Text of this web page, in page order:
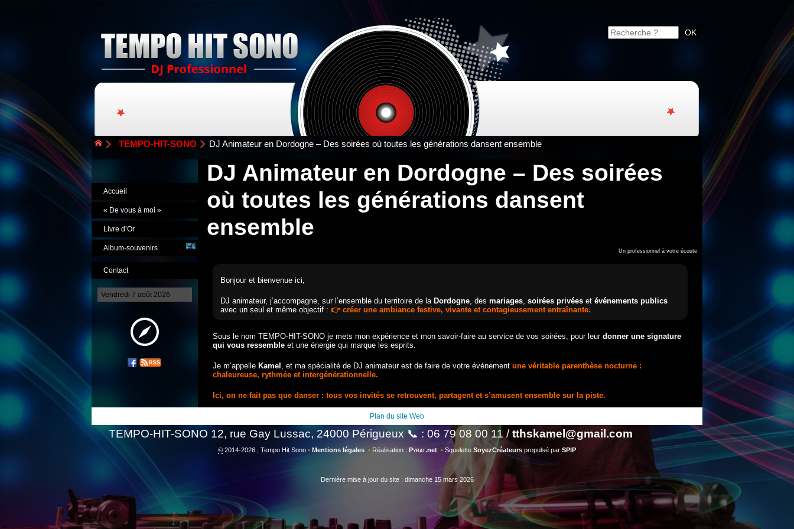
TEMPO-HIT-SONO DJ Animateur en Dordogne – Des soirées où toutes les générations dansent ensemble
DJ Animateur en Dordogne – Des soirées
où toutes les générations dansent
ensemble
Un professionnel à votre écoute
Bonjour et bienvenue ici,
DJ animateur, j’accompagne, sur l’ensemble du territoire de la Dordogne, des mariages, soirées privéeset événements publics
avec un seul et même objectif : 👉 créer une ambiance festive, vivante et contagieusement entraînante.
Sous le nom TEMPO-HIT-SONO je mets mon expérience et mon savoir-faire au service de vos soirées, pour leur donner une signature
qui vous ressemble et une énergie qui marque les esprits.
Je m’appelle Kamel , et ma spécialité de DJ animateur est de faire de votre événement une véritable parenthèse nocturne :
chaleureuse, rythmée et intergénérationnelle.
Ici, on ne fait pas que danser : tous vos invités se retrouvent, partagent et s’amusent ensemble sur la piste.
Accueil
« De vous à moi »
Livre d’Or
Album-souvenirs
Contact
Vendredi 7 août 2026
Plan du site Web
TEMPO-HIT-SONO 12, rue Gay Lussac, 24000 Périgueux 📞 : 06 79 08 00 11 /tthskamel@gmail.com
© 2014-2026 , Tempo Hit Sono • Mentions légales • Réalisation : Pyrat.net • Squelette SoyezCréateurs propulsé par SPIP
Dernière mise à jour du site : dimanche 15 mars 2026